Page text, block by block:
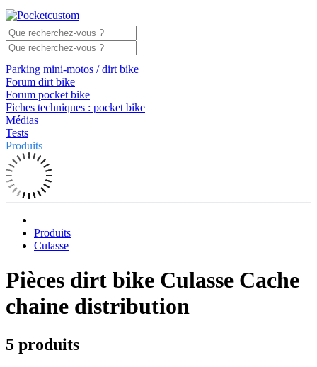
Parking mini-motos / dirt bike
Forum dirt bike
Forum pocket bike
Fiches techniques : pocket bike
Médias
Tests
Produits
Produits
Culasse
Pièces dirt bike Culasse Cache
chaine distribution
5 produits